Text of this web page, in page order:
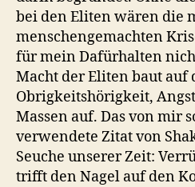
bei den Eliten wären die
menschengemachten
für mein Dafürhalten
Macht der Eliten baut auf
Obrigkeitshörigkeit,
Massen auf. Das von mir
verwendete Zitat von
Seuche unserer Zeit:
trifft den Nagel auf den